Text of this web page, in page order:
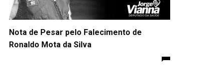
Nota de Pesar pelo Falecimento de
Ronaldo Mota da Silva